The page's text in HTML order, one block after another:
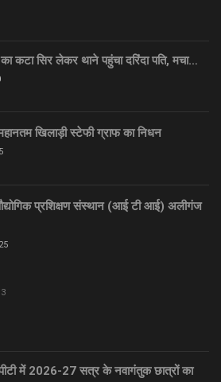
का कटा सिर लेकर थाने पहुंचा दरिंदा पति, मचा…
खिलाड़ी स्टेफी ग्राफ का निधन
प्रशिक्षण संस्थान (आई टी आई) अलीगंज
में 2026-27 सत्र के नवागंतुक छात्रों का